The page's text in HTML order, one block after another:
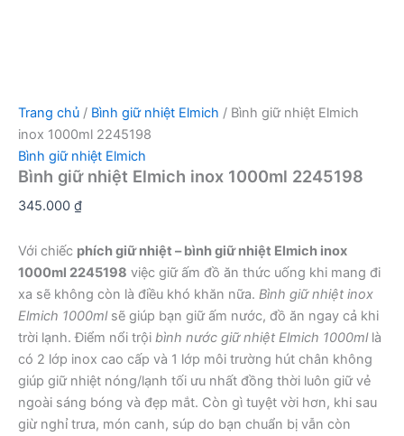
Trang chủ / Bình giữ nhiệt Elmich / Bình giữ nhiệt Elmich
inox 1000ml 2245198
Bình giữ nhiệt Elmich
Bình giữ nhiệt Elmich inox 1000ml 2245198
345.000 ₫
Với chiếc phích giữ nhiệt – bình giữ nhiệt Elmich inox
1000ml 2245198 việc giữ ấm đồ ăn thức uống khi mang đi
xa sẽ không còn là điều khó khăn nữa. Bình giữ nhiệt inox
Elmich 1000mlsẽ giúp bạn giữ ấm nước, đồ ăn ngay cả khi
trời lạnh. Điểm nổi trội bình nước giữ nhiệt Elmich 1000mllà
có 2 lớp inox cao cấp và 1 lớp môi trường hút chân không
giúp giữ nhiệt nóng/lạnh tối ưu nhất đồng thời luôn giữ vẻ
ngoài sáng bóng và đẹp mắt. Còn gì tuyệt vời hơn, khi sau
giừ nghỉ trưa, món canh, súp do bạn chuẩn bị vẫn còn